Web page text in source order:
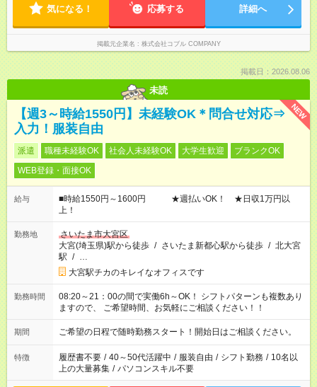
気になる！ 応募する 詳細へ
掲載元企業名 株式会社コブル COMPANY
掲載日：2026.08.06
未読
NEW
【週3～時給1550円】未経験OK＊問合せ対応⇒
入力！服装自由
派遣 職種未経験OK 社会人未経験OK 大学生歓迎
ブランクOK
WEB登録・面接OK
給与
■時給1550円～1600円 ★週払いOK！ ★日収1万円以
上！
勤務地
さいたま市大宮区
大宮(埼玉県)駅から徒歩 / さいたま新都心駅から徒歩 / 北大宮
駅 / …
大宮駅チカのキレイなオフィスです
勤務時間
08:20～21：00の間で実働6h～OK！ シフトパターンも複数あり
ますので、 ご希望時間、お気軽にご相談ください！！
期間 ご希望の日程で随時勤務スタート！開始日はご相談ください。
特徴 履歴書不要 / 40～50代活躍中 / 服装自由 / シフト勤務 / 10名以
上の大量募集 / パソコンスキル不要